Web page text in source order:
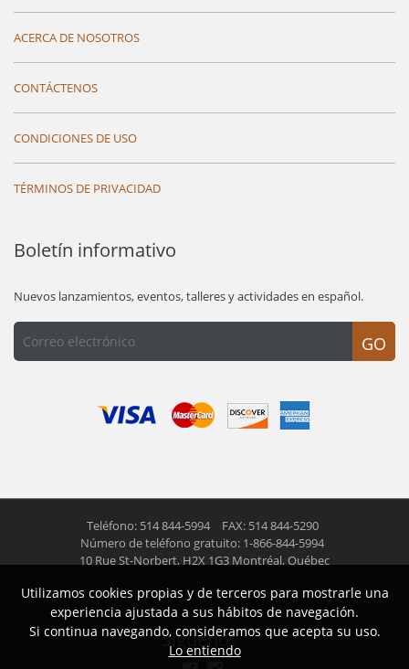
ACERCA DE NOSOTROS
CONTÁCTENOS
CONDICIONES DE USO
TÉRMINOS DE PRIVACIDAD
Boletín informativo
Nuevos lanzamientos, eventos, talleres y actividades en español.
GO
Teléfono: 514 844-5994
FAX: 514 844-5290
Número de teléfono gratuito: 1-866-844-5994
10 Rue St-Norbert, H2X 1G3 Montréal, Québec
© 2026 Las Americas inc. Todos los derechos reservados
Siguenos
Utilizamos cookies propias y de terceros para mostrarle una
experiencia ajustada a sus hábitos de navegación.
Si continua navegando, consideramos que acepta su uso.
Lo entiendo